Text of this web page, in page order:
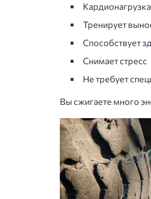
Кардионагрузка
Тренирует
Способствует
Снимает стресс
Не требует
Вы сжигаете много